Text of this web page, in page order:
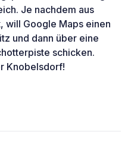
Je nachdem aus
will Google Maps einen
und dann über eine
schicken.
Knobelsdorf!